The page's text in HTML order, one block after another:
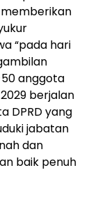
memberikan
“pada hari
anggota
berjalan
DPRD yang
jabatan
dan
baik penuh